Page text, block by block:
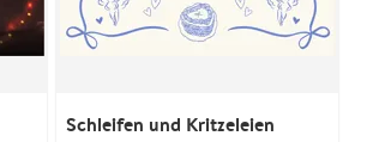
Schleifen und Kritzeleien